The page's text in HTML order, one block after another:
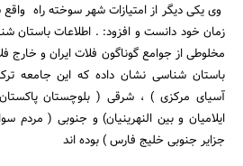
وی یکی دیگر از امتیازات شهر سوخته راه
زمان خود دانست و افزود: . اطلاعات باستان
مخلوطی از جوامع گوناگون فلات ایران و خارج
باستان شناسی نشان داده که این جامعه
آسیای مرکزی ) ، شرقی ( بلوچستان
ایلامیان و بین النهرینیان) و جنوبی (
جزایر جنوبی خلیج فارس ) بوده اند